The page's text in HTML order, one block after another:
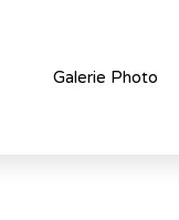
Galerie Photo